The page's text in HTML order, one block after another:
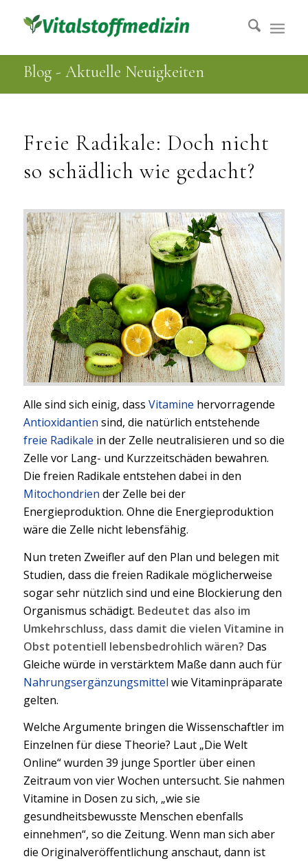
Blog - Aktuelle Neuigkeiten
Freie Radikale: Doch nicht
so schädlich wie gedacht?
Alle sind sich einig, dass Vitamine hervorragende
Antioxidantien sind, die natürlich entstehende
freie Radikale in der Zelle neutralisieren und so die
Zelle vor Lang- und Kurzzeitschäden bewahren.
Die freien Radikale entstehen dabei in den
Mitochondrien der Zelle bei der
Energieproduktion. Ohne die Energieproduktion
wäre die Zelle nicht lebensfähig.
Nun treten Zweifler auf den Plan und belegen mit
Studien, dass die freien Radikale möglicherweise
sogar sehr nützlich sind und eine Blockierung den
Organismus schädigt. Bedeutet das also im
Umkehrschluss, dass damit die vielen Vitamine in
Obst potentiell lebensbedrohlich wären? Das
Gleiche würde in verstärktem Maße dann auch für
Nahrungsergänzungsmittel wie Vitaminpräparate
gelten.
Welche Argumente bringen die Wissenschaftler im
Einzelnen für diese Theorie? Laut „Die Welt
Online“ wurden 39 junge Sportler über einen
Zeitraum von vier Wochen untersucht. Sie nahmen
Vitamine in Dosen zu sich, „wie sie
gesundheitsbewusste Menschen ebenfalls
einnehmen“, so die Zeitung. Wenn man sich aber
die Originalveröffentlichung anschaut, dann ist